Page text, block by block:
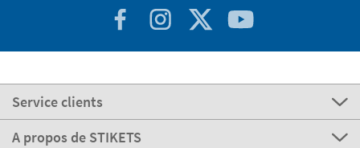
Service clients
A propos de STIKETS